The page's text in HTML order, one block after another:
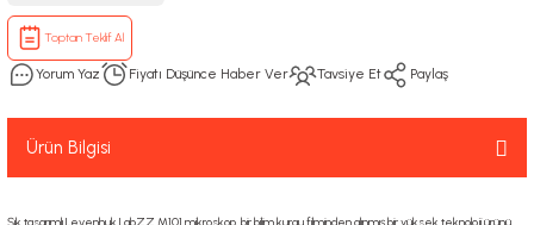
Toptan Teklif Al
Yorum Yaz Fiyatı Düşünce Haber Ver Tavsiye Et Paylaş
Ürün Bilgisi